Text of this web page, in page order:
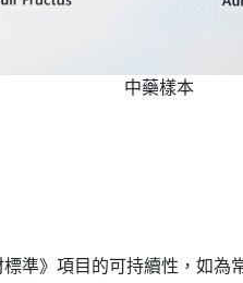
中藥樣本
準》項目的可持續性，如為